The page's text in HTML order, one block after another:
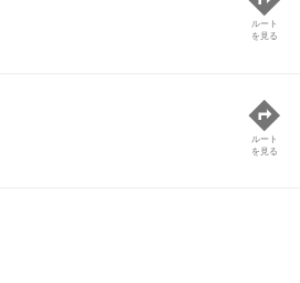
ルート
を見る
ルート
を見る